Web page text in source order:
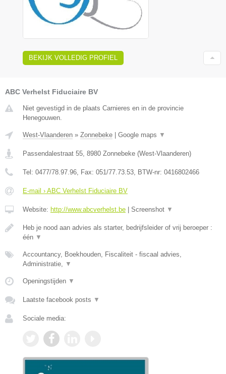
BEKIJK VOLLEDIG PROFIEL
ABC Verhelst Fiduciaire BV
Niet gevestigd in de plaats Carnieres en in de provincie
Henegouwen.
West-Vlaanderen » Zonnebeke Google maps ▼
Passendalestraat 55 8980 Zonnebeke (West-Vlaanderen)
Tel: 0477/78.97.96 , Fax: 051/77.73.53 , BTW-nr: 0416802466
E-mail › ABC Verhelst Fiduciaire BV
Website: http://www.abcverhelst.be Screenshot ▼
Heb je nood aan advies als starter, bedrijfsleider of vrij beroeper :
één ▼
Accountancy, Boekhouden, Fiscaliteit - fiscaal advies,
Administratie,
▼
Openingstijden ▼
Laatste facebook posts ▼
Sociale media: